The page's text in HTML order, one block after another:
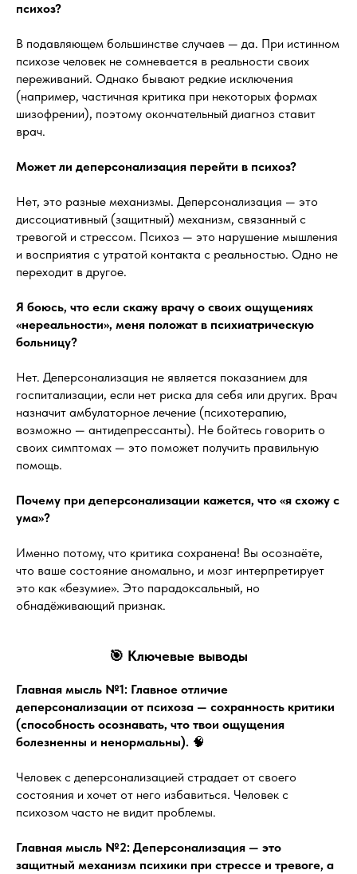
психоз?
В подавляющем большинстве случаев — да. При истинном
психозе человек не сомневается в реальности своих
переживаний. Однако бывают редкие исключения
(например, частичная критика при некоторых формах
шизофрении), поэтому окончательный диагноз ставит
врач.
Может ли деперсонализация перейти в психоз?
Нет, это разные механизмы. Деперсонализация — это
диссоциативный (защитный) механизм, связанный с
тревогой и стрессом. Психоз — это нарушение мышления
и восприятия с утратой контакта с реальностью. Одно не
переходит в другое.
Я боюсь, что если скажу врачу о своих ощущениях
«нереальности», меня положат в психиатрическую
больницу?
Нет. Деперсонализация не является показанием для
госпитализации, если нет риска для себя или других. Врач
назначит амбулаторное лечение (психотерапию,
возможно — антидепрессанты). Не бойтесь говорить о
своих симптомах — это поможет получить правильную
помощь.
Почему при деперсонализации кажется, что «я схожу с
ума»?
Именно потому, что критика сохранена! Вы осознаёте,
что ваше состояние аномально, и мозг интерпретирует
это как «безумие». Это парадоксальный, но
обнадёживающий признак.
🎯 Ключевые выводы
Главная мысль №1: Главное отличие
деперсонализации от психоза — сохранность критики
(способность осознавать, что твои ощущения
болезненны и ненормальны). 🧠
Человек с деперсонализацией страдает от своего
состояния и хочет от него избавиться. Человек с
психозом часто не видит проблемы.
Главная мысль №2: Деперсонализация — это
защитный механизм психики при стрессе и тревоге, а